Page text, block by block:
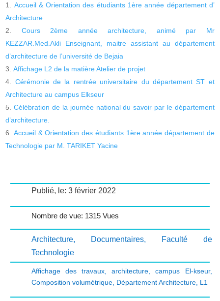
Accueil & Orientation des étudiants 1ère année département d’
Architecture
Cours 2ème année architecture, animé par Mr
KEZZAR.Med.Akli Enseignant, maitre assistant au département
d’architecture de l’université de Bejaia
Affichage L2 de la matière Atelier de projet
Cérémonie de la rentrée universitaire du département ST et
Architecture au campus Elkseur
Célébration de la journée national du savoir par le département
d’architecture.
Accueil & Orientation des étudiants 1ère année département de
Technologie par M. TARIKET Yacine
Publié, le: 3 février 2022
Nombre de vue: 1315 Vues
Architecture, Documentaires,
Faculté de
Technologie
Affichage des travaux,architecture ,campus El-kseur,
Composition volumétrique, Département Architecture, L1